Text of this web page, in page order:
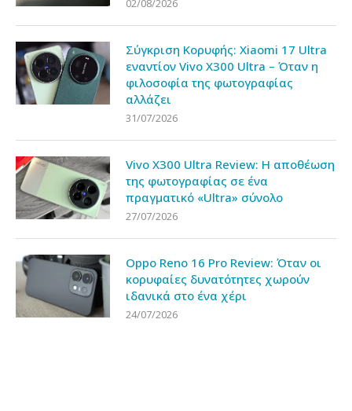
02/08/2026
Σύγκριση Κορυφής: Xiaomi 17 Ultra
εναντίον Vivo X300 Ultra – Όταν η
φιλοσοφία της φωτογραφίας
αλλάζει
31/07/2026
Vivo X300 Ultra Review: Η αποθέωση
της φωτογραφίας σε ένα
πραγματικό «Ultra» σύνολο
27/07/2026
Oppo Reno 16 Pro Review: Όταν οι
κορυφαίες δυνατότητες χωρούν
ιδανικά στο ένα χέρι
24/07/2026